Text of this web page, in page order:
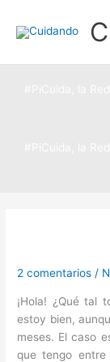
2 comentarios /
¡Hola! ¿Qué tal
estoy bien,
meses. El caso
que tengo entre